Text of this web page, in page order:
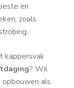
en
zoals
kappersvak
? Wil
als